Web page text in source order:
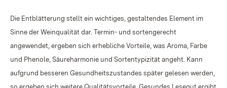
Die Entblätterung stellt ein wichtiges, gestaltendes Element im
Sinne der Weinqualität dar. Termin- und sortengerecht
angewendet, ergeben sich erhebliche Vorteile, was Aroma, Farbe
und Phenole, Säureharmonie und Sortentypizität angeht. Kann
aufgrund besseren Gesundheitszustandes später gelesen werden,